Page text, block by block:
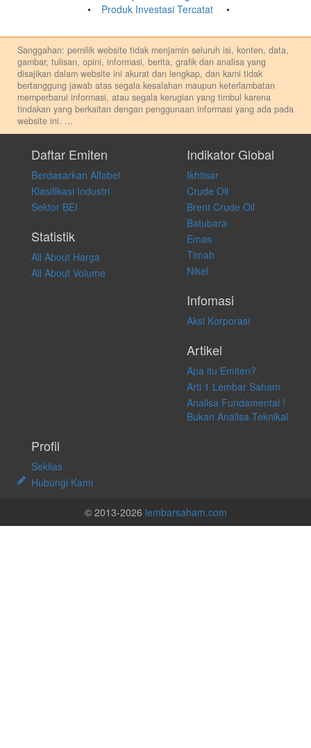
Produk Investasi Tercatat
Sanggahan: pemilik website tidak menjamin seluruh isi, konten, data,
gambar, tulisan, opini, informasi, berita, grafik dan analisa yang
disajikan dalam website ini akurat dan lengkap, dan kami tidak
bertanggung jawab atas segala kesalahan maupun keterlambatan
memperbarui informasi, atau segala kerugian yang timbul karena
tindakan yang berkaitan dengan penggunaan informasi yang ada pada
website ini. ...
pribadi. Kami tidak memberi anjuran, saran, rekomendasi untuk
membeli, menjual atau melakukan aktivitas lain yang terkait dengan
transaksi perdagangan apapun, dan kami tidak bertanggung jawab
atas keputusan investasi yang dilakukan dalam kondisi dan situasi
apapun juga, yang diakibatkan secara langsung maupun tidak
langsung atas konten pada website ini.
Daftar Emiten
Berdasarkan Alfabet
Klasifikasi Industri
Sektor BEI
Statistik
All About Harga
All About Volume
Indikator Global
Ikhtisar
Crude Oil
Brent Crude Oil
Batubara
Emas
Timah
Nikel
Infomasi
Aksi Korporasi
Artikel
Apa itu Emiten?
Arti 1 Lembar Saham
Analisa Fundamental !
Bukan Analisa Teknikal
Profil
Sekilas
Hubungi Kami
© 2013-2026 lembarsaham.com